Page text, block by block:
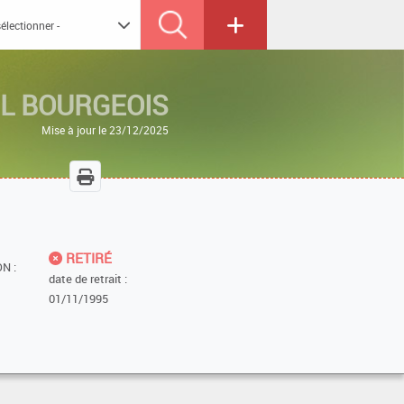
BOURGEOIS
Mise à jour le 23/12/2025
:
RETIRÉ
date de retrait :
01/11/1995